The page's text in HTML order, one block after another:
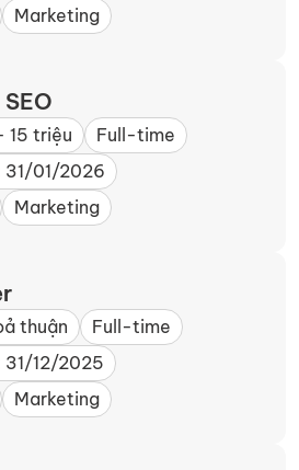
Marketing
15 triệu
Full-time
31/01/2026
Marketing
thuận
Full-time
31/12/2025
Marketing